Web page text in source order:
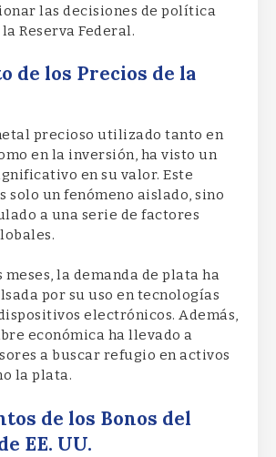
las decisiones de política
Reserva Federal.
de los Precios de la
precioso utilizado tanto en
en la inversión, ha visto un
en su valor. Este
solo un fenómeno aislado, sino
a una serie de factores
la demanda de plata ha
por su uso en tecnologías
electrónicos. Además,
económica ha llevado a
a buscar refugio en activos
la plata.
de los Bonos del
EE. UU.